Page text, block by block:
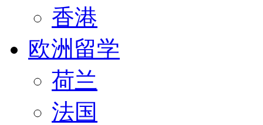
香港
欧洲留学
荷兰
法国